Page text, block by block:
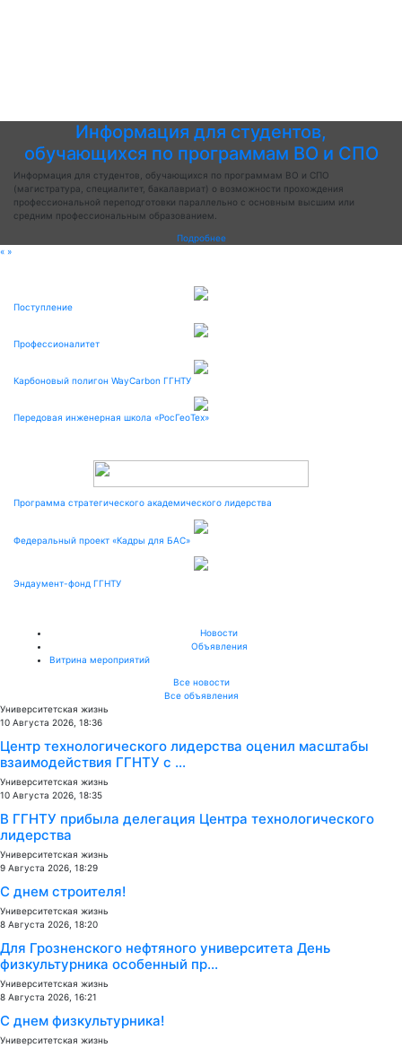
Информация для студентов,
обучающихся по программам ВО и СПО
Информация для студентов, обучающихся по программам ВО и СПО
(магистратура, специалитет, бакалавриат) о возможности прохождения
профессиональной переподготовки параллельно с основным высшим или
средним профессиональным образованием.
Подробнее
« »
Поступление
Профессионалитет
Карбоновый полигон WayCarbon ГГНТУ
Передовая инженерная школа «РосГеоТех»
Программа стратегического академического лидерства
Федеральный проект «Кадры для БАС»
Эндаумент-фонд ГГНТУ
Новости
Объявления
Витрина мероприятий
Все новости
Все объявления
Университетская жизнь
10 Августа 2026, 18:36
Центр технологического лидерства оценил масштабы
взаимодействия ГГНТУ с ...
Университетская жизнь
10 Августа 2026, 18:35
В ГГНТУ прибыла делегация Центра технологического
лидерства
Университетская жизнь
9 Августа 2026, 18:29
С днем строителя!
Университетская жизнь
8 Августа 2026, 18:20
Для Грозненского нефтяного университета День
физкультурника особенный пр...
Университетская жизнь
8 Августа 2026, 16:21
С днем физкультурника!
Университетская жизнь